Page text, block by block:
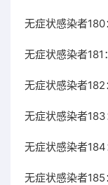
无症状感染者180
无症状感染者181
无症状感染者182
无症状感染者183
无症状感染者184
无症状感染者185